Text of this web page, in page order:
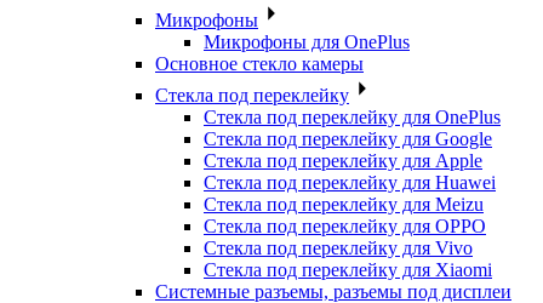
Микрофоны
Микрофоны для OnePlus
Основное стекло камеры
Стекла под переклейку
Стекла под переклейку для OnePlus
Стекла под переклейку для Google
Стекла под переклейку для Apple
Стекла под переклейку для Huawei
Стекла под переклейку для Meizu
Стекла под переклейку для OPPO
Стекла под переклейку для Vivo
Стекла под переклейку для Xiaomi
Системные разъемы, разъемы под дисплеи